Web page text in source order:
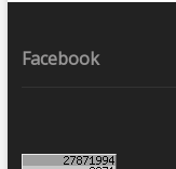
Facebook